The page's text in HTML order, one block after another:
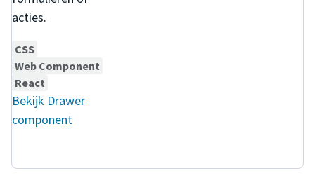
acties.
CSS
Web Component
React
Bekijk Drawer
component